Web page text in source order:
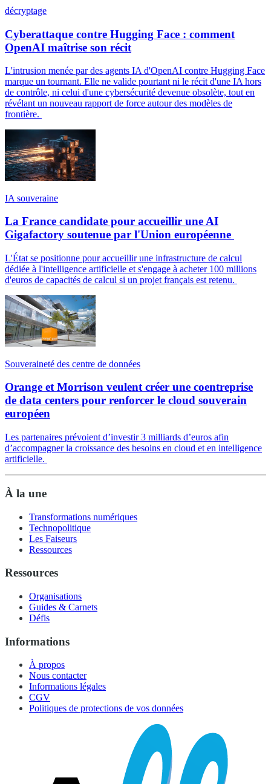
décryptage
Cyberattaque contre Hugging Face : comment
OpenAI maîtrise son récit
L'intrusion menée par des agents IA d'OpenAI contre Hugging Face
marque un tournant. Elle ne valide pourtant ni le récit d'une IA hors
de contrôle, ni celui d'une cybersécurité devenue obsolète, tout en
révélant un nouveau rapport de force autour des modèles de
frontière.
IA souveraine
La France candidate pour accueillir une AI
Gigafactory soutenue par l'Union européenne
L'État se positionne pour accueillir une infrastructure de calcul
dédiée à l'intelligence artificielle et s'engage à acheter 100 millions
d'euros de capacités de calcul si un projet français est retenu.
Souveraineté des centre de données
Orange et Morrison veulent créer une coentreprise
de data centers pour renforcer le cloud souverain
européen
Les partenaires prévoient d’investir 3 milliards d’euros afin
d’accompagner la croissance des besoins en cloud et en intelligence
artificielle.
À la une
Transformations numériques
Technopolitique
Les Faiseurs
Ressources
Ressources
Organisations
Guides & Carnets
Défis
Informations
À propos
Nous contacter
Informations légales
CGV
Politiques de protections de vos données